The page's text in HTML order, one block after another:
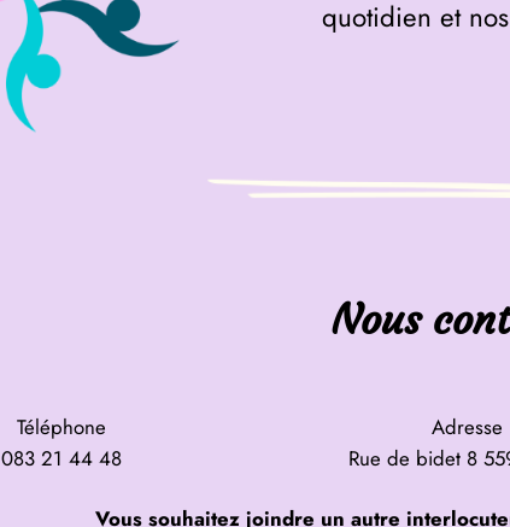
quotidien et
Nous
Téléphone
083 21 44 48
Adresse
Rue de bidet 8
Vous souhaitez joindre un autre